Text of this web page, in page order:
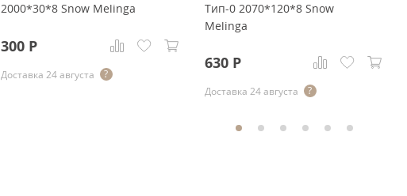
2000*30*8 Snow Melinga
300Р
Доставка 24 августа
Тип-0 2070*120*8 Snow
Melinga
630Р
Доставка 24 августа